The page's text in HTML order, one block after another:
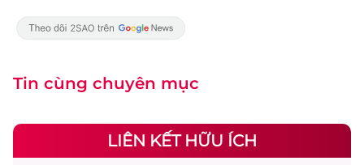
Tin cùng chuyên mục
LIÊN KẾT HỮU ÍCH